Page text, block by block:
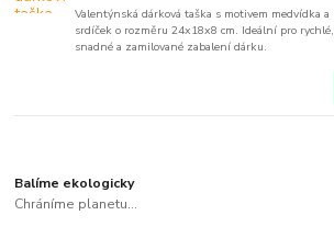
Valentýnská dárková taška s motivem medvídka a
srdíček o rozměru 24x18x8 cm. Ideální pro rychlé,
snadné a zamilované zabalení dárku.
Balíme ekologicky
Chráníme planetu...